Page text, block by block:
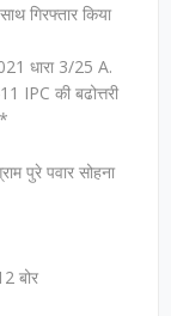
गिरफ्तार किया
धारा 3/25 A.
की बढोत्तरी
पुरे पवार सोहना
बोर